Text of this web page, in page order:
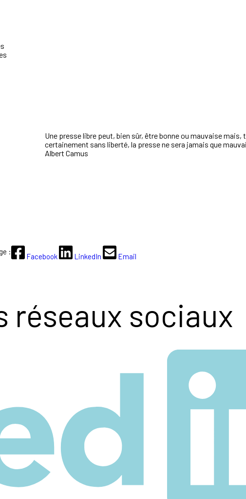
Une presse libre peut, bien sûr, être bonne ou mauvaise mais,
certainement sans liberté, la presse ne sera jamais que
Albert Camus
:
Facebook LinkedIn Email
réseaux sociaux